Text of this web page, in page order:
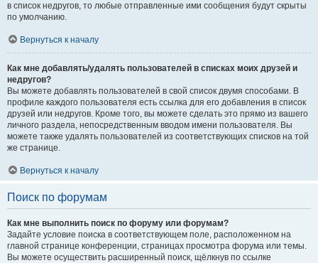
в список недругов, то любые отправленные ими сообщения будут скрыты
по умолчанию.
Вернуться к началу
Как мне добавлять/удалять пользователей в списках моих друзей и
недругов?
Вы можете добавлять пользователей в свой список двумя способами. В
профиле каждого пользователя есть ссылка для его добавления в список
друзей или недругов. Кроме того, вы можете сделать это прямо из вашего
личного раздела, непосредственным вводом имени пользователя. Вы
можете также удалять пользователей из соответствующих списков на той
же странице.
Вернуться к началу
Поиск по форумам
Как мне выполнить поиск по форуму или форумам?
Задайте условие поиска в соответствующем поле, расположенном на
главной странице конференции, страницах просмотра форума или темы.
Вы можете осуществить расширенный поиск, щёлкнув по ссылке